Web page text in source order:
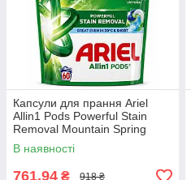
Капсули для прання Ariel
Allin1 Pods Powerful Stain
Removal Mountain Spring
Universal 60 шт
В наявності
761,94 ₴ 918 ₴